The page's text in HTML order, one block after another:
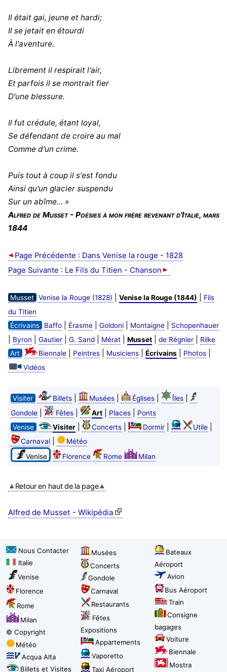
Il était gai, jeune et hardi;
Il se jetait en étourdi
À l'aventure.
Librement il respirait l'air,
Et parfois il se montrait fier
D'une blessure.
Il fut crédule, étant loyal,
Se défendant de croire au mal
Comme d'un crime.
Puis tout à coup il s'est fondu
Ainsi qu'un glacier suspendu
Sur un abîme... »
Alfred de Musset - Poésies à mon frère revenant d'Italie, mars
1844
Page Précédente : Dans Venise la rouge - 1828
Page Suivante : Le Fils du Titien - Chanson
Musset Venise la Rouge (1828) Venise la Rouge (1844)
Fils
du Titien
Écrivains
Baffo| Érasme| Goldoni| Montaigne| Schopenhauer
Byron Gautier| G. Sand| Mérat| Musset| de Régnier|
Rilke
Art
Biennale| Peintres| Musiciens| Écrivains| Photos|
Vidéos
Visiter Billets| Musées| Églises| Îles|
Gondole| Fêtes| Art| Places|
Ponts
Venise
Visiter| Concerts| Dormir| Utile|
Carnaval|
Météo
Venise
Florence Rome Milan
Retour en haut de la page
Alfred de Musset - Wikipédia
Nous Contacter
Italie
Venise
Florence
Rome
Milan
© Copyright
Météo
Acqua Alta
Billets et Visites
Musées
Concerts
Gondole
Carnaval
Restaurants
Fêtes
Expositions
Appartements
Vaporetto
Taxi Aéroport
Bateaux
Aéroport
Avion
Bus Aéroport
Train
Consigne
bagages
Voiture
Biennale
Mostra